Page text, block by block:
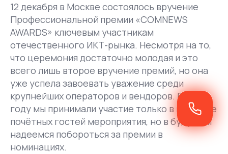
12 декабря в Москве состоялось вручение
Профессиональной премии «COMNEWS
AWARDS» ключевым участникам
отечественного ИКТ-рынка. Несмотря на то,
что церемония достаточно молодая и это
всего лишь второе вручение премий, но она
уже успела завоевать уважение среди
крупнейших операторов и вендоров. В этом
году мы принимали участие только в качестве
почётных гостей мероприятия, но в будущем
надеемся побороться за премии в
номинациях.